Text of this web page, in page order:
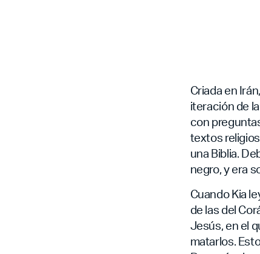
Criada en
iteración de
con
textos
una Biblia.
negro, y era
Cuando Kia
de las del
Jesús, en el
matarlos.